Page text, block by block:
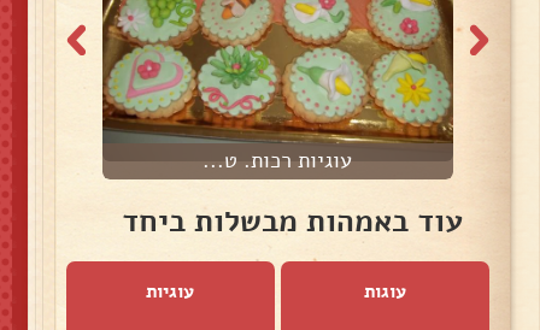
עוגיות רכות. ט...
עוד באמהות מבשלות ביחד
עוגות עוגיות